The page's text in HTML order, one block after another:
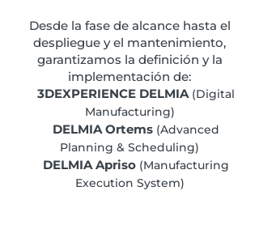
Desde la fase de alcance hasta el
despliegue y el mantenimiento,
garantizamos la definición y la
implementación de:
3DEXPERIENCE DELMIA (Digital
Manufacturing)
DELMIA Ortems (Advanced
Planning & Scheduling)
DELMIA Apriso (Manufacturing
Execution System)